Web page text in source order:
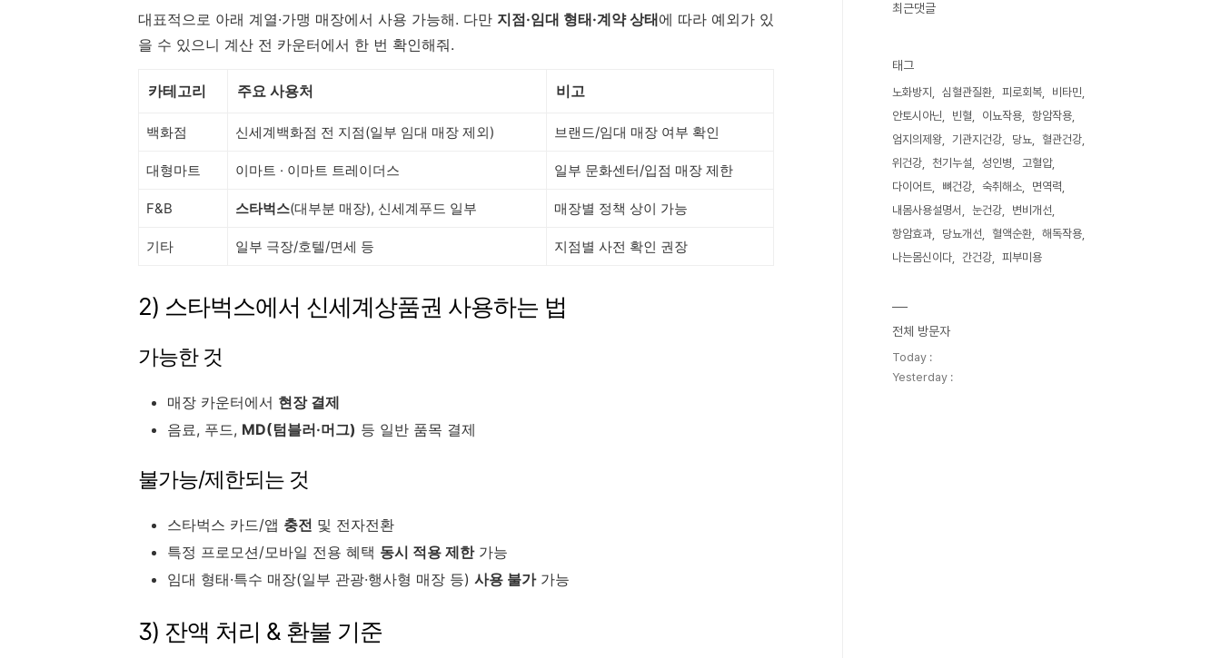
대표적으로 아래 계열·가맹 매장에서 사용 가능해. 다만 지점·임대 형태·계약 상태에 따라 예외가 있
을 수 있으니 계산 전 카운터에서 한 번 확인해줘.
카테고리 주요 사용처 비고
백화점 신세계백화점 전 지점(일부 임대 매장 제외) 브랜드/임대 매장 여부 확인
대형마트 이마트 · 이마트 트레이더스 일부 문화센터/입점 매장 제한
F&B 스타벅스(대부분 매장), 신세계푸드 일부 매장별 정책 상이 가능
기타 일부 극장/호텔/면세 등 지점별 사전 확인 권장
2) 스타벅스에서 신세계상품권 사용하는 법
가능한 것
매장 카운터에서 현장 결제
음료, 푸드, MD(텀블러·머그) 등 일반 품목 결제
불가능/제한되는 것
스타벅스 카드/앱 충전 및 전자전환
특정 프로모션/모바일 전용 혜택 동시 적용 제한가능
임대 형태·특수 매장(일부 관광·행사형 매장 등) 사용 불가가능
3) 잔액 처리 & 환불 기준
최근댓글
태그
노화방지 심혈관질환 피로회복
비타민
안토시아닌
빈혈 이뇨작용
항암작용
엄지의제왕
기관지건강 당뇨
혈관건강
위건강
천기누설 성인병
고혈압
다이어트
뼈건강 숙취해소
면역력
내몸사용설명서
눈건강
변비개선
항암효과
당뇨개선 혈액순환
해독작용
나는몸신이다
간건강 피부미용
전체 방문자
Today :
Yesterday :